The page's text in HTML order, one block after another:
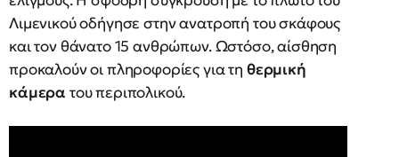
Λιμενικού οδήγησε στην ανατροπή του σκάφους
και τον θάνατο 15 ανθρώπων. Ωστόσο, αίσθηση
προκαλούν οι πληροφορίες για τη θερμική
κάμερα του περιπολικού.